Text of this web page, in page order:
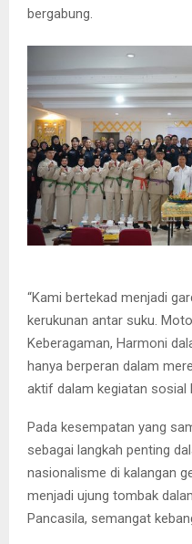
bergabung.
“Kami bertekad menjadi
kerukunan antar suku.
Keberagaman, Harmoni
hanya berperan dalam
aktif dalam kegiatan sosial
Pada kesempatan yang
sebagai langkah penting
nasionalisme di kalangan
menjadi ujung tombak
Pancasila, semangat